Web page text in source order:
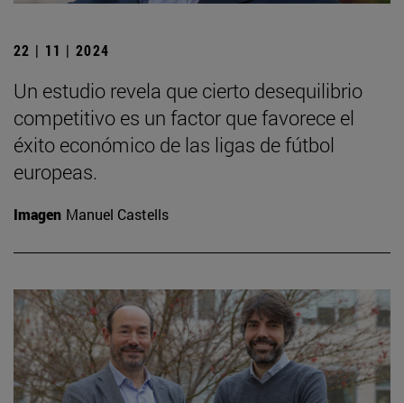
22 | 11 | 2024
Un estudio revela que cierto desequilibrio
competitivo es un factor que favorece el
éxito económico de las ligas de fútbol
europeas.
Imagen Manuel Castells